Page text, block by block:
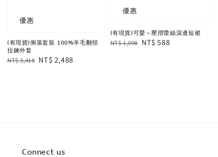
優惠
(有現貨)俐落套裝 100%羊毛翻領
拉鍊外套
Regular
NT$ 3,418 Sale
NT$ 2,488
優惠
(有現貨)可愛～壓摺蕾絲滾邊短裙
Regular
NT$ 1,098 Sale
NT$ 588
Connect us